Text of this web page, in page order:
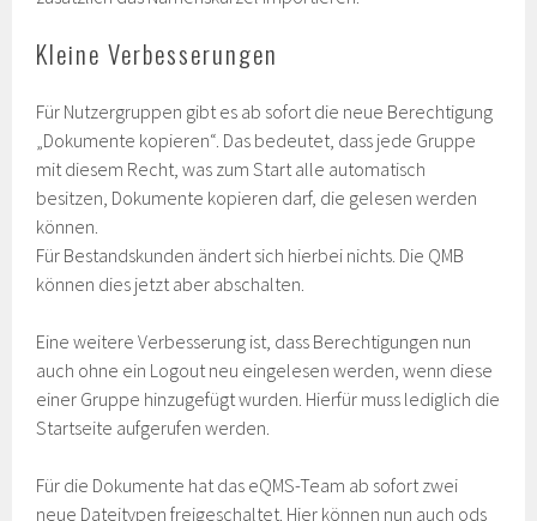
Kleine Verbesserungen
Für Nutzergruppen gibt es ab sofort die neue Berechtigung
„Dokumente kopieren“. Das bedeutet, dass jede Gruppe
mit diesem Recht, was zum Start alle automatisch
besitzen, Dokumente kopieren darf, die gelesen werden
können.
Für Bestandskunden ändert sich hierbei nichts. Die QMB
können dies jetzt aber abschalten.
Eine weitere Verbesserung ist, dass Berechtigungen nun
auch ohne ein Logout neu eingelesen werden, wenn diese
einer Gruppe hinzugefügt wurden. Hierfür muss lediglich die
Startseite aufgerufen werden.
Für die Dokumente hat das eQMS-Team ab sofort zwei
neue Dateitypen freigeschaltet. Hier können nun auch ods